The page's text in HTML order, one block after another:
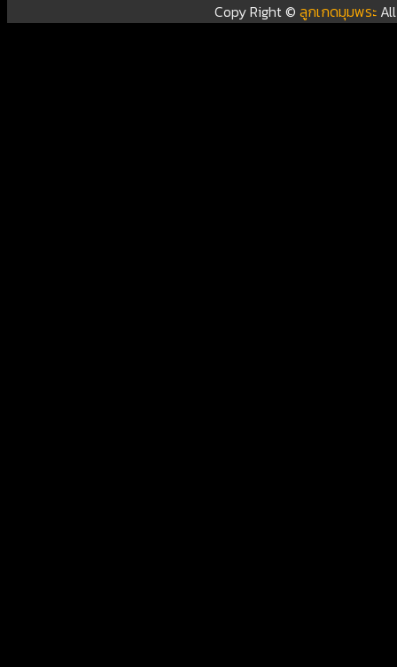
Copy Right ©ลูกเกดมุมพระ